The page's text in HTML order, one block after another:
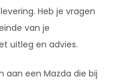
Heb je vragen
van je
uitleg en advies.
aan een Mazda die bij